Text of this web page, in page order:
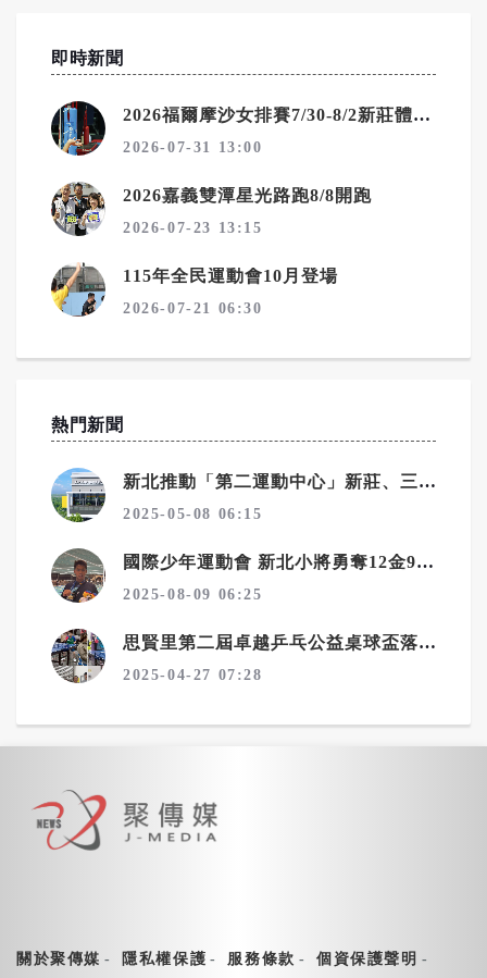
即時新聞
2026福爾摩沙女排賽7/30-8/2新莊體育館精彩對決
2026-07-31 13:00
2026嘉義雙潭星光路跑8/8開跑
2026-07-23 13:15
115年全民運動會10月登場
2026-07-21 06:30
熱門新聞
新北推動「第二運動中心」新莊、三重設計規劃中
2025-05-08 06:15
國際少年運動會 新北小將勇奪12金9銀8銅
2025-08-09 06:25
思賢里第二屆卓越乒乓公益桌球盃落幕 陳育聖、吳柏陞勇奪冠軍
2025-04-27 07:28
關於聚傳媒 隱私權保護 服務條款 個資保護聲明